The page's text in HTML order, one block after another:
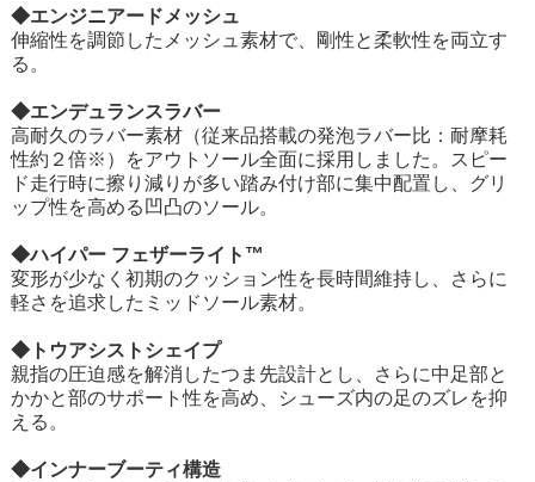
◆エンジニアードメッシュ
伸縮性を調節したメッシュ素材で、剛性と柔軟性を両立す
る。
◆エンデュランスラバー
高耐久のラバー素材（従来品搭載の発泡ラバー比：耐摩耗
性約２倍※）をアウトソール全面に採用しました。スピー
ド走行時に擦り減りが多い踏み付け部に集中配置し、グリ
ップ性を高める凹凸のソール。
◆ハイパー フェザーライト™
変形が少なく初期のクッション性を長時間維持し、さらに
軽さを追求したミッドソール素材。
◆トウアシストシェイプ
親指の圧迫感を解消したつま先設計とし、さらに中足部と
かかと部のサポート性を高め、シューズ内の足のズレを抑
える。
◆インナーブーティ構造